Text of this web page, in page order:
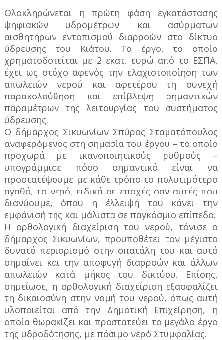
Ολοκληρώνεται η πρώτη φάση εγκατάστασης
ψηφιακών υδρομέτρων και ασύρματων
αισθητήρων εντοπισμού διαρροών στο δίκτυο
ύδρευσης του Κιάτου. Το έργο, το οποίο
χρηματοδοτείται με 2 εκατ. ευρώ από το ΕΣΠΑ,
έχει ως στόχο αφενός την ελαχιστοποίηση των
απωλειών νερού και αφετέρου τη συνεχή
παρακολούθηση και επίβλεψη σημαντικών
παραμέτρων της λειτουργίας του συστήματος
ύδρευσης.
Ο δήμαρχος Σικυωνίων Σπύρος Σταματόπουλος
αναφερόμενος στη σημασία του έργου – το οποίο
προχωρά με ικανοποιητικούς ρυθμούς –
υπογράμμισε πόσο σημαντικό είναι να
προστατέψουμε με κάθε τρόπο το πολυτιμότερο
αγαθό, το νερό, ειδικά σε εποχές σαν αυτές που
διανύουμε, όπου η έλλειψή του κάνει την
εμφάνισή της και μάλιστα σε παγκόσμιο επίπεδο.
Η ορθολογική διαχείριση του νερού, τόνισε ο
δήμαρχος Σικυωνίων, προϋποθέτει τον μέγιστο
δυνατό περιορισμό στην σπατάλη του και αυτό
σημαίνει και την αποφυγή διαρροών και άλλων
απωλειών κατά μήκος του δικτύου. Επίσης,
σημείωσε, η ορθολογική διαχείριση εξασφαλίζει
τη δικαιοσύνη στην νομή του νερού, όπως αυτή
υλοποιείται από την Δημοτική Επιχείρηση, η
οποία θωρακίζει και προστατεύει το μεγάλο έργο
της υδροδότησης, με πόσιμο νερό Στυμφαλίας.